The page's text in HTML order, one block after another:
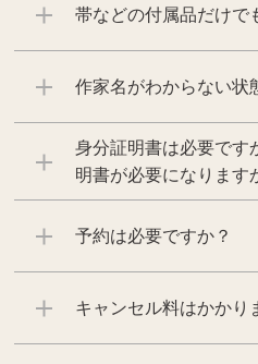
帯などの付属品だけで
作家名がわからない状
身分証明書は必要です
明書が必要になります
予約は必要ですか？
キャンセル料はかかり